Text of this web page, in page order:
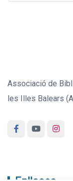
Associació de
les Illes Balears